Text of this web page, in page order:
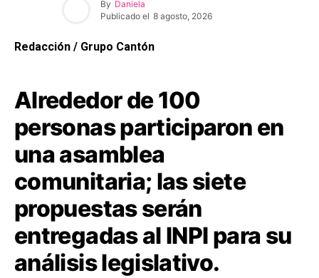
By Daniela
Publicado el 8 agosto, 2026
Redacción / Grupo Cantón
Alrededor de 100
personas participaron en
una asamblea
comunitaria; las siete
propuestas serán
entregadas al INPI para su
análisis legislativo.